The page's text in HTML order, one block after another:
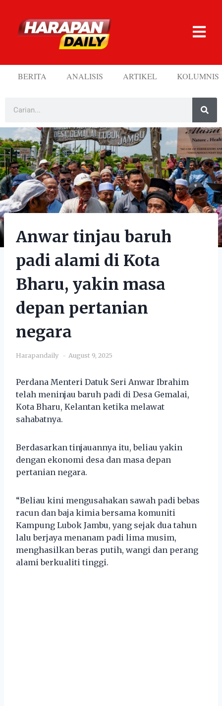
BERITA ANALISIS ARTIKEL KOLUMNIS
Anwar tinjau baruh
padi alami di Kota
Bharu, yakin masa
depan pertanian
negara
Harapandaily August 9, 2025
Perdana Menteri Datuk Seri Anwar Ibrahim
telah meninjau baruh padi di Desa Gemalai,
Kota Bharu, Kelantan ketika melawat
sahabatnya.
Berdasarkan tinjauannya itu, beliau yakin
dengan ekonomi desa dan masa depan
pertanian negara.
“Beliau kini mengusahakan sawah padi bebas
racun dan baja kimia bersama komuniti
Kampung Lubok Jambu, yang sejak dua tahun
lalu berjaya menanam padi lima musim,
menghasilkan beras putih, wangi dan perang
alami berkualiti tinggi.